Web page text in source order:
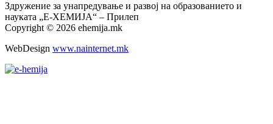
Здружение за унапредување и развој на образованието и
науката „Е-ХЕМИЈА“ – Прилеп
Copyright © 2026 ehemija.mk
WebDesign www.nainternet.mk